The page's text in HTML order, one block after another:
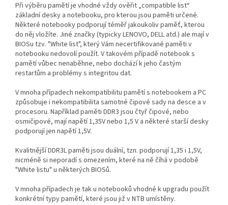
Při výběru pamětí je vhodné vždy ověřit „compatible list“
základní desky a notebooku, pro kterou jsou paměti určené.
Některé notebooky podporují téměř jakoukoliv paměť, kterou
do něj vložíte. Jiné značky (typicky LENOVO, DELL atd.) ale mají v
BIOSu tzv. "White list", který Vám necertifikované paměti v
notebooku nedovolí použít. V takovém případě notebook s
pamětí vůbec nenaběhne, nebo dochází k jeho častým
restartům a problémy s integritou dat.
V mnoha případech nekompatibilitu pamětí s notebookem a PC
způsobuje i nekompatibilita samotné čipové sady na desce a v
procesoru. Například paměti DDR3 jsou čtyř čipové, nebo
osmičipové, mají napětí 1,35V nebo 1,5 V a některé starší desky
podporují jen napětí 1,5V.
Kvalitnější DDR3L paměti jsou duální, tzn. podporují 1,35 i 1,5V,
nicméně si neporadí s omezením, které na ně číhá v podobě
"White listu" u některých BIOSů.
V mnoha případech je tak u notebooků vhodné k upgradu použít
konkrétní typy pamětí, které jsou již v NTB umístěny.